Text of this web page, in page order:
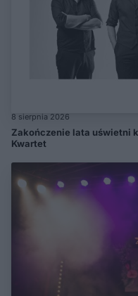
8 sierpnia 2026
Zakończenie lata uświetni
Kwartet